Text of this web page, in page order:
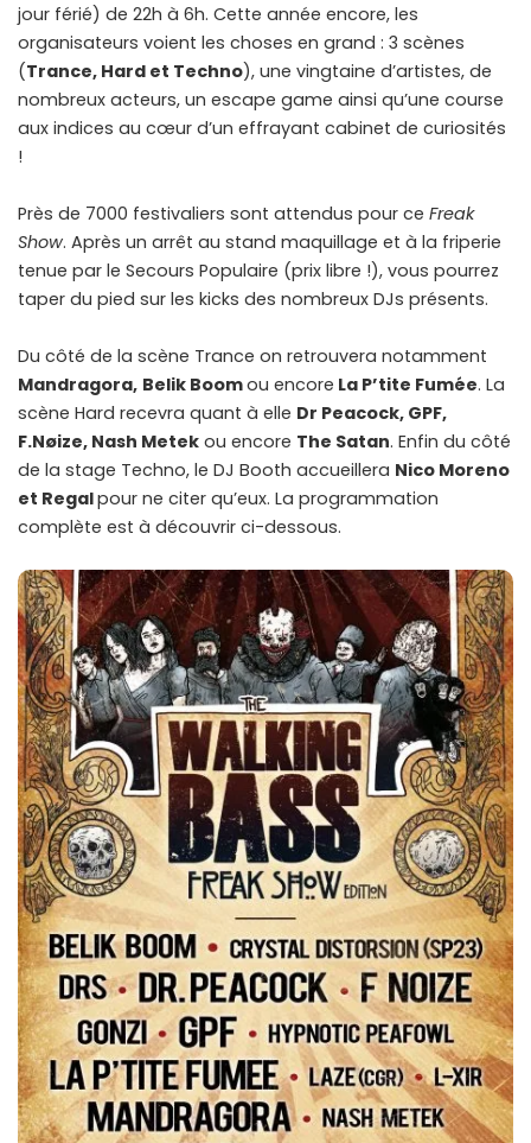
jour férié) de 22h à 6h. Cette année encore, les
organisateurs voient les choses en grand : 3 scènes
(Trance, Hard et Techno), une vingtaine d’artistes, de
nombreux acteurs, un escape game ainsi qu’une course
aux indices au cœur d’un effrayant cabinet de curiosités
!
Près de 7000 festivaliers sont attendus pour ce Freak
Show. Après un arrêt au stand maquillage et à la friperie
tenue par le Secours Populaire (prix libre !), vous pourrez
taper du pied sur les kicks des nombreux DJs présents.
Du côté de la scène Trance on retrouvera notamment
Mandragora, Belik Boomou encore La P’tite Fumée. La
scène Hard recevra quant à elle Dr Peacock, GPF,
F.Nøize, Nash Metek ou encore The Satan. Enfin du côté
de la stage Techno, le DJ Booth accueillera Nico Moreno
et Regalpour ne citer qu’eux. La programmation
complète est à découvrir ci-dessous.